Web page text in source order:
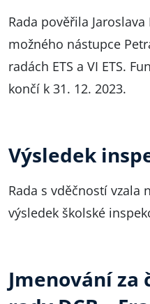
Rada pověřila
možného nástupce
radách ETS a VI ETS.
končí k 31. 12. 2023.
Výsledek
Rada s vděčností vzala
výsledek školské
Jmenování za